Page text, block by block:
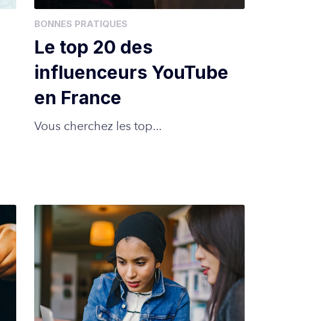
BONNES PRATIQUES
Le top 20 des
influenceurs YouTube
en France
Vous cherchez les top...